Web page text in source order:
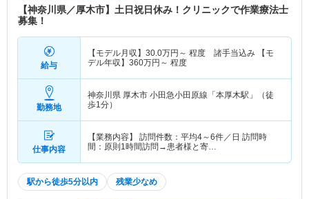
【神奈川県／厚木市】土日祝日休み！クリニックで作業療法士
募集！
給与
【モデル月収】 30.0万円～ 程度 諸手当込み 【モ
デル年収】 360万円～ 程度
勤務地
神奈川県 厚木市 小田急小田原線「本厚木駅」（徒
歩1分）
仕事内容
【業務内容】 訪問件数：平均4～6件／日 訪問時
間：原則1時間訪問→患者様と寄…
駅から徒歩5分以内 残業少なめ